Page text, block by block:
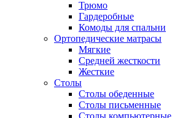
Трюмо
Гардеробные
Комоды для спальни
Ортопедические матрасы
Мягкие
Средней жесткости
Жесткие
Столы
Столы обеденные
Столы письменные
Столы компьютерные